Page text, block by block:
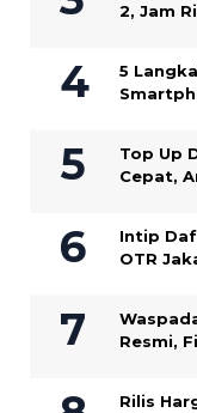
2, Jam
5
Top Up
Cepat,
Intip
OTR
Resmi,
Rilis